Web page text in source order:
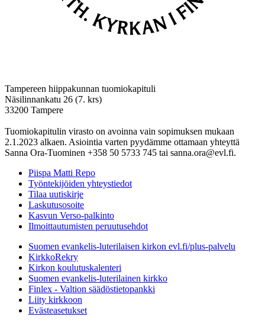
Tampereen hiippakunnan tuomiokapituli
Näsilinnankatu 26 (7. krs)
33200 Tampere
Tuomiokapitulin virasto on avoinna vain sopimuksen mukaan
2.1.2023 alkaen. Asiointia varten pyydämme ottamaan yhteyttä
Sanna Ora-Tuominen +358 50 5733 745 tai sanna.ora@evl.fi.
Piispa Matti Repo
Työntekijöiden yhteystiedot
Tilaa uutiskirje
Laskutusosoite
Kasvun Verso-palkinto
Ilmoittautumisten peruutusehdot
Suomen evankelis-luterilaisen kirkon evl.fi/plus-palvelu
KirkkoRekry
Kirkon koulutuskalenteri
Suomen evankelis-luterilainen kirkko
Finlex - Valtion säädöstietopankki
Liity kirkkoon
Evästeasetukset